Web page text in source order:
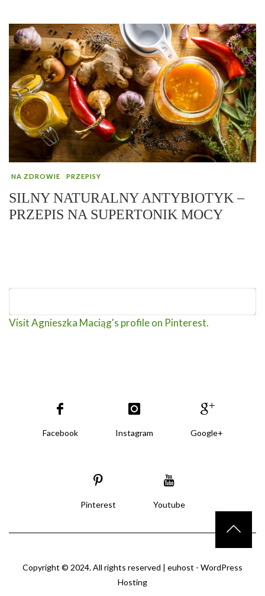
NA ZDROWIE PRZEPISY
SILNY NATURALNY ANTYBIOTYK –
PRZEPIS NA SUPERTONIK MOCY
Visit Agnieszka Maciąg's profile on Pinterest.
Facebook Instagram Google+
Pinterest Youtube
Copyright © 2024. All rights reserved | euhost - WordPress
Hosting